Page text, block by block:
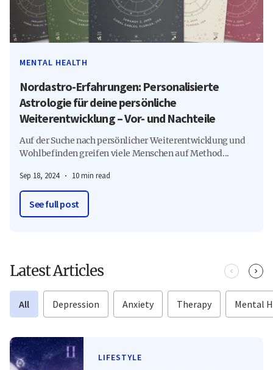
MENTAL HEALTH
Nordastro-Erfahrungen: Personalisierte
Astrologie für deine persönliche
Weiterentwicklung – Vor- und Nachteile
Auf der Suche nach persönlicher Weiterentwicklung und
Wohlbefinden greifen viele Menschen auf Method...
Sep 18, 2024 10 min read
See full post
Latest Articles
All Depression Anxiety Therapy Mental
LIFESTYLE